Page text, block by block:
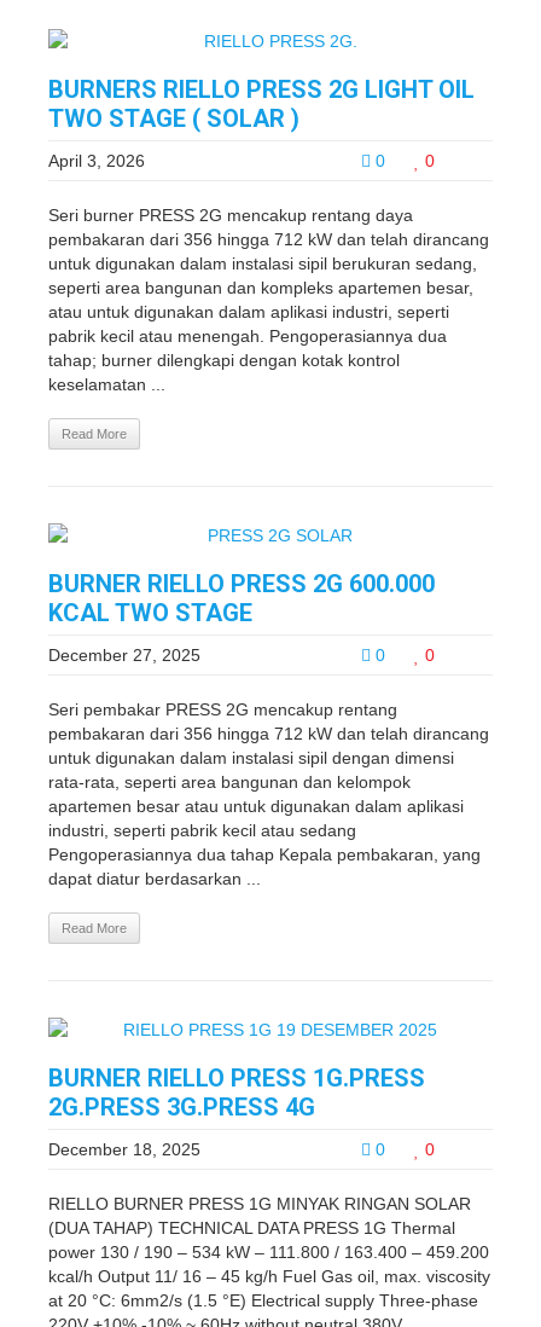
BURNERS RIELLO PRESS 2G LIGHT OIL
TWO STAGE ( SOLAR )
0 0
April 3, 2026
Seri burner PRESS 2G mencakup rentang daya
pembakaran dari 356 hingga 712 kW dan telah dirancang
untuk digunakan dalam instalasi sipil berukuran sedang,
seperti area bangunan dan kompleks apartemen besar,
atau untuk digunakan dalam aplikasi industri, seperti
pabrik kecil atau menengah. Pengoperasiannya dua
tahap; burner dilengkapi dengan kotak kontrol
keselamatan ...
Read More
BURNER RIELLO PRESS 2G 600.000
KCAL TWO STAGE
0 0
December 27, 2025
Seri pembakar PRESS 2G mencakup rentang
pembakaran dari 356 hingga 712 kW dan telah dirancang
untuk digunakan dalam instalasi sipil dengan dimensi
rata-rata, seperti area bangunan dan kelompok
apartemen besar atau untuk digunakan dalam aplikasi
industri, seperti pabrik kecil atau sedang
Pengoperasiannya dua tahap Kepala pembakaran, yang
dapat diatur berdasarkan ...
Read More
BURNER RIELLO PRESS 1G.PRESS
2G.PRESS 3G.PRESS 4G
0 0
December 18, 2025
RIELLO BURNER PRESS 1G MINYAK RINGAN SOLAR
(DUA TAHAP) TECHNICAL DATA PRESS 1G Thermal
power 130 / 190 – 534 kW – 111.800 / 163.400 – 459.200
kcal/h Output 11/ 16 – 45 kg/h Fuel Gas oil, max. viscosity
at 20 °C: 6mm2/s (1.5 °E) Electrical supply Three-phase